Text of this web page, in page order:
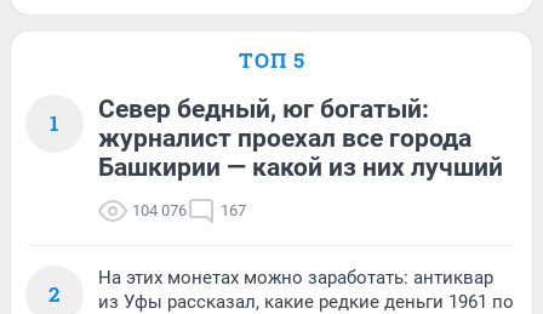
ТОП 5
1
Север бедный, юг богатый:
журналист проехал все города
Башкирии — какой из них лучший
104 076 167
2
На этих монетах можно заработать: антиквар
из Уфы рассказал, какие редкие деньги 1961 по